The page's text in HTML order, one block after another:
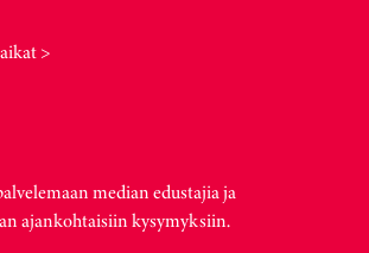
>
median edustajia ja
ajankohtaisiin kysymyksiin.